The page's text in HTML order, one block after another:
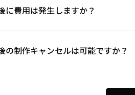
に費用は発生しますか？
の制作キャンセルは可能ですか？